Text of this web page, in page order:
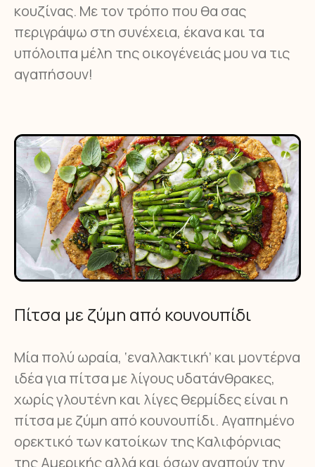
κουζίνας. Με τον τρόπο που θα σας
περιγράψω στη συνέχεια, έκανα και τα
υπόλοιπα μέλη της οικογένειάς μου να τις
αγαπήσουν!
Πίτσα με ζύμη από κουνουπίδι
Μία πολύ ωραία, ‘εναλλακτική’ και μοντέρνα
ιδέα για πίτσα με λίγους υδατάνθρακες,
χωρίς γλουτένη και λίγες θερμίδες είναι η
πίτσα με ζύμη από κουνουπίδι. Αγαπημένο
ορεκτικό των κατοίκων της Καλιφόρνιας
της Αμερικής αλλά και όσων αγαπούν την